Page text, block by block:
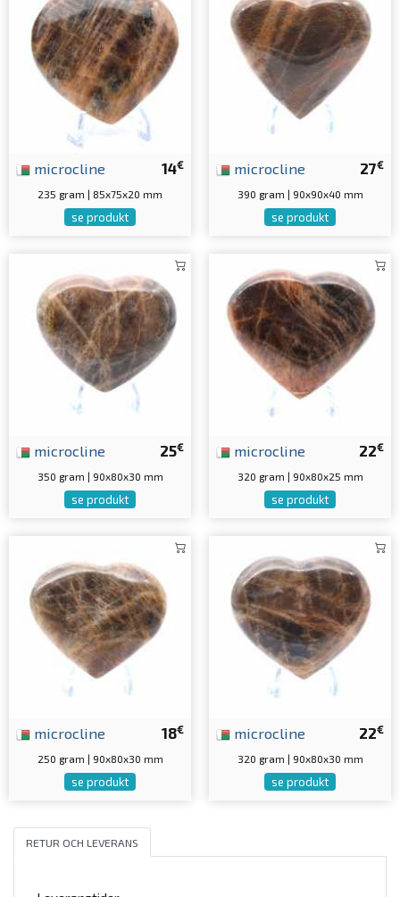
14€
microcline
235 gram | 85x75x20 mm
se produkt
27€
microcline
390 gram | 90x90x40 mm
se produkt
25€
microcline
350 gram | 90x80x30 mm
se produkt
22€
microcline
320 gram | 90x80x25 mm
se produkt
18€
microcline
250 gram | 90x80x30 mm
se produkt
22€
microcline
320 gram | 90x80x30 mm
se produkt
RETUR OCH LEVERANS